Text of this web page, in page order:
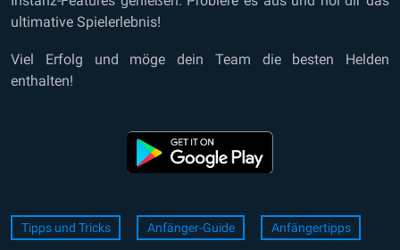
ultimative Spielerlebnis!
Viel Erfolg und möge dein Team die besten Helden
enthalten!
Tipps und Tricks Anfänger-Guide Anfängertipps